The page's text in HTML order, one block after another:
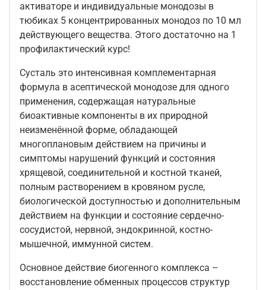
активаторе и индивидуальные монодозы в
тюбиках 5 концентрированных монодоз по 10 мл
действующего вещества. Этого достаточно на 1
профилактический курс!
Сусталь это интенсивная комплементарная
формула в асептической монодозе для одного
применения, содержащая натуральные
биоактивные компоненты в их природной
неизменённой форме, обладающей
многоплановым действием на причины и
симптомы нарушений функций и состояния
хрящевой, соединительной и костной тканей,
полным растворением в кровяном русле,
биологической доступностью и дополнительным
действием на функции и состояние сердечно-
сосудистой, нервной, эндокринной, костно-
мышечной, иммунной систем.
Основное действие биогенного комплекса –
восстановление обменных процессов структур